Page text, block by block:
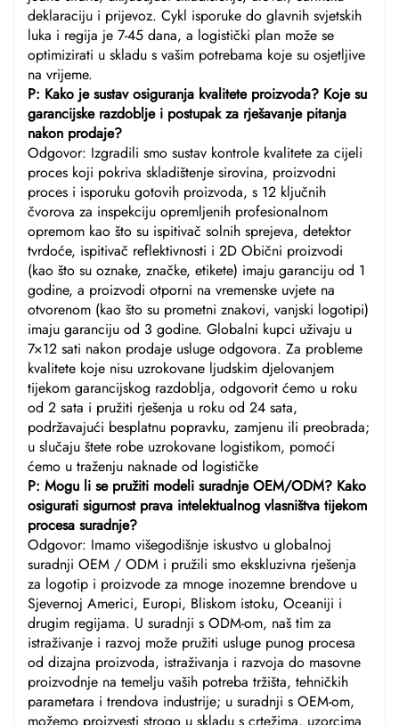
deklaraciju i prijevoz. Cykl isporuke do glavnih svjetskih
luka i regija je 7-45 dana, a logistički plan može se
optimizirati u skladu s vašim potrebama koje su osjetljive
na vrijeme.
P: Kako je sustav osiguranja kvalitete proizvoda? Koje su
garancijske razdoblje i postupak za rješavanje pitanja
nakon prodaje?
Odgovor: Izgradili smo sustav kontrole kvalitete za cijeli
proces koji pokriva skladištenje sirovina, proizvodni
proces i isporuku gotovih proizvoda, s 12 ključnih
čvorova za inspekciju opremljenih profesionalnom
opremom kao što su ispitivač solnih sprejeva, detektor
tvrdoće, ispitivač reflektivnosti i 2D Obični proizvodi
(kao što su oznake, značke, etikete) imaju garanciju od 1
godine, a proizvodi otporni na vremenske uvjete na
otvorenom (kao što su prometni znakovi, vanjski logotipi)
imaju garanciju od 3 godine. Globalni kupci uživaju u
7×12 sati nakon prodaje usluge odgovora. Za probleme
kvalitete koje nisu uzrokovane ljudskim djelovanjem
tijekom garancijskog razdoblja, odgovorit ćemo u roku
od 2 sata i pružiti rješenja u roku od 24 sata,
podržavajući besplatnu popravku, zamjenu ili preobrada;
u slučaju štete robe uzrokovane logistikom, pomoći
ćemo u traženju naknade od logističke
P: Mogu li se pružiti modeli suradnje OEM/ODM? Kako
osigurati sigurnost prava intelektualnog vlasništva tijekom
procesa suradnje?
Odgovor: Imamo višegodišnje iskustvo u globalnoj
suradnji OEM / ODM i pružili smo ekskluzivna rješenja
za logotip i proizvode za mnoge inozemne brendove u
Sjevernoj Americi, Europi, Bliskom istoku, Oceaniji i
drugim regijama. U suradnji s ODM-om, naš tim za
istraživanje i razvoj može pružiti usluge punog procesa
od dizajna proizvoda, istraživanja i razvoja do masovne
proizvodnje na temelju vaših potreba tržišta, tehničkih
parametara i trendova industrije; u suradnji s OEM-om,
možemo proizvesti strogo u skladu s crtežima, uzorcima